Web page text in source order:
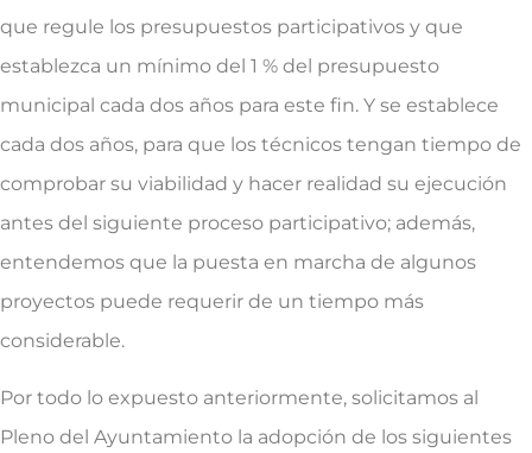
que regule los presupuestos participativos y que
establezca un mínimo del 1 % del presupuesto
municipal cada dos años para este fin. Y se establece
cada dos años, para que los técnicos tengan tiempo de
comprobar su viabilidad y hacer realidad su ejecución
antes del siguiente proceso participativo; además,
entendemos que la puesta en marcha de algunos
proyectos puede requerir de un tiempo más
considerable.
Por todo lo expuesto anteriormente, solicitamos al
Pleno del Ayuntamiento la adopción de los siguientes